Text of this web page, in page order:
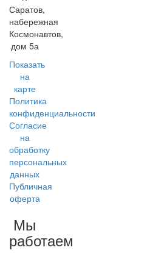
Саратов,
набережная
Космонавтов,
дом 5а
Показать
на
карте
Политика
конфиденциальности
Согласие
на
обработку
персональных
данных
Публичная
оферта
Мы
работаем